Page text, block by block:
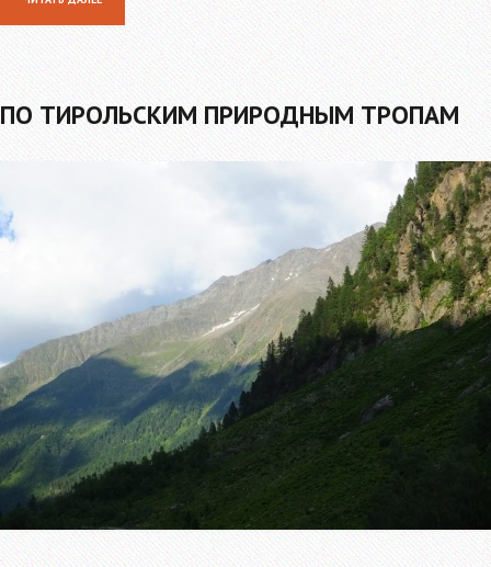
ПО ТИРОЛЬСКИМ ПРИРОДНЫМ ТРОПАМ